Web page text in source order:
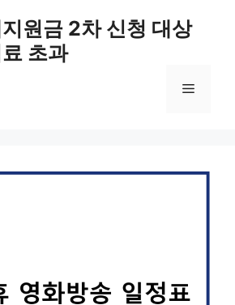
원금 2차 신청 대상
초과
메